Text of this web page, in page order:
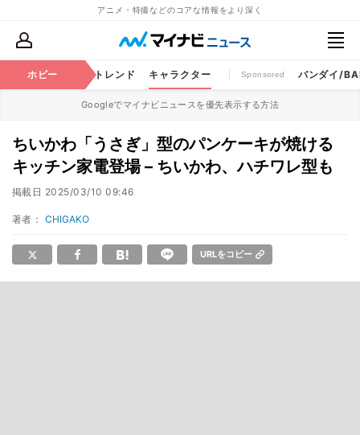
アニメ・特撮などのコアな情報をより深く
ホビー
特撮 トレンド キャラクター Sponsored バンダイ/
Googleでマイナビニュースを優先表示する方法
ちいかわ「うさぎ」型のパンケーキが焼ける
キッチン家電登場 – ちいかわ、ハチワレ型も
掲載日 2025/03/10 09:46
著者： CHIGAKO
URLをコピー